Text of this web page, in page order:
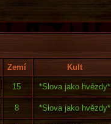
Zemí
Kult
15
*Slova jako hvězdy*
8
*Slova jako hvězdy*